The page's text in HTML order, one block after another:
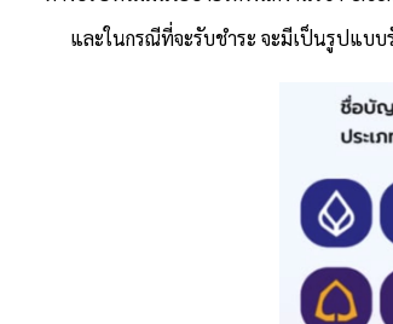
และในกรณีที่จะรับชำระ จะมีเป็นรูปแบบ